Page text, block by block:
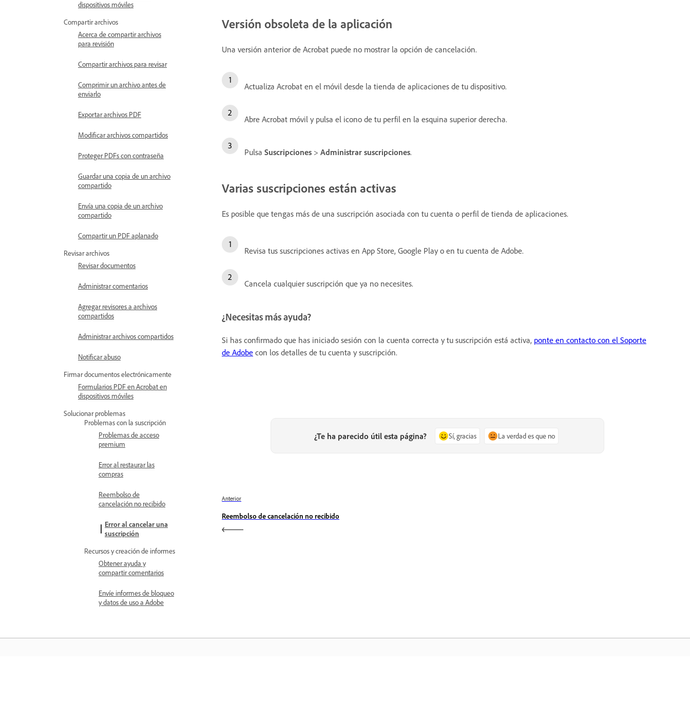
dispositivos móviles
Compartir archivos
Acerca de compartir archivos
para revisión
Compartir archivos para revisar
Comprimir un archivo antes de
enviarlo
Exportar archivos PDF
Modificar archivos compartidos
Proteger PDFs con contraseña
Guardar una copia de un archivo
compartido
Envía una copia de un archivo
compartido
Compartir un PDF aplanado
Revisar archivos
Revisar documentos
Administrar comentarios
Agregar revisores a archivos
compartidos
Administrar archivos compartidos
Notificar abuso
Firmar documentos electrónicamente
Formularios PDF en Acrobat en
dispositivos móviles
Solucionar problemas
Problemas con la suscripción
Problemas de acceso
premium
Error al restaurar las
compras
Reembolso de
cancelación no recibido
Error al cancelar una
suscripción
Recursos y creación de informes
Obtener ayuda y
compartir comentarios
Envíe informes de bloqueo
y datos de uso a Adobe
Versión obsoleta de la aplicación
Una versión anterior de Acrobat puede no mostrar la opción de cancelación.
Actualiza Acrobat en el móvil desde la tienda de aplicaciones de tu dispositivo.
Abre Acrobat móvil y pulsa el icono de tu perfil en la esquina superior derecha.
Pulsa Suscripciones > Administrar suscripciones.
Varias suscripciones están activas
Es posible que tengas más de una suscripción asociada con tu cuenta o perfil de tienda de aplicaciones.
Revisa tus suscripciones activas en App Store, Google Play o en tu cuenta de Adobe.
Cancela cualquier suscripción que ya no necesites.
¿Necesitas más ayuda?
Si has confirmado que has iniciado sesión con la cuenta correcta y tu suscripción está activa, ponte en contacto con el Soporte
de Adobe con los detalles de tu cuenta y suscripción.
¿Te ha parecido útil esta página? Sí, gracias La verdad es que no
Anterior
Reembolso de cancelación no recibido